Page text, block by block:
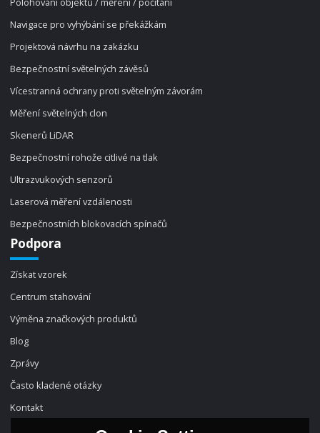
Navigace pro vyhýbání se překážkám
Projektová návrhu na zakázku
Bezpečnostní světelných závěsů
Vícestranná ochrany proti světelným závorám
Měření světelných clon
Skenerů LiDAR
Bezpečnostní rohože citlivé na tlak
Ultrazvukových senzorů
Laserová měření vzdálenosti
Bezpečnostních blokovacích spínačů
Podpora
Získat vzorek
Centrum stahování
Výměna značkových produktů
Blog
Zprávy
Často kladené otázky
Kontakt